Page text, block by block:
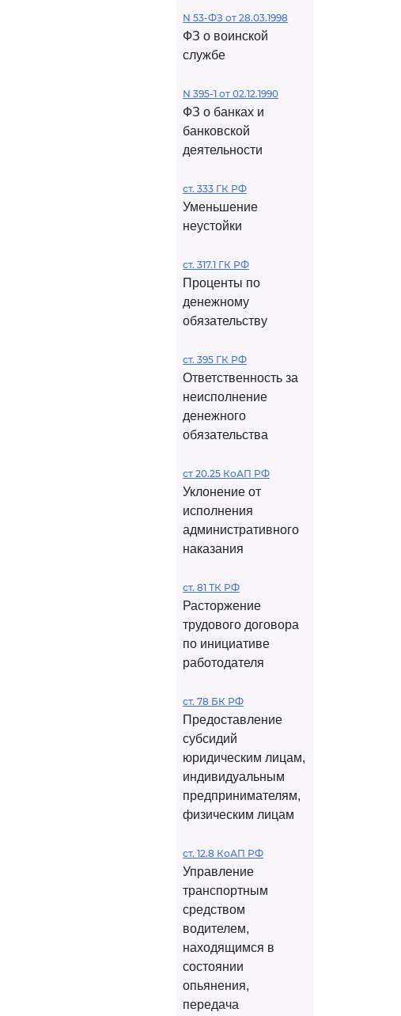
N 53-ФЗ от 28.03.1998
ФЗ о воинской
службе
N 395-1 от 02.12.1990
ФЗ о банках и
банковской
деятельности
ст. 333 ГК РФ
Уменьшение
неустойки
ст. 317.1 ГК РФ
Проценты по
денежному
обязательству
ст. 395 ГК РФ
Ответственность за
неисполнение
денежного
обязательства
ст 20.25 КоАП РФ
Уклонение от
исполнения
административного
наказания
ст. 81 ТК РФ
Расторжение
трудового договора
по инициативе
работодателя
ст. 78 БК РФ
Предоставление
субсидий
юридическим лицам,
индивидуальным
предпринимателям,
физическим лицам
ст. 12.8 КоАП РФ
Управление
транспортным
средством
водителем,
находящимся в
состоянии
опьянения,
передача